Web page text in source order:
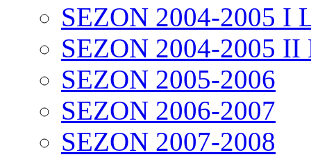
SEZON 2004-2005 I
SEZON 2004-2005
SEZON 2005-2006
SEZON 2006-2007
SEZON 2007-2008